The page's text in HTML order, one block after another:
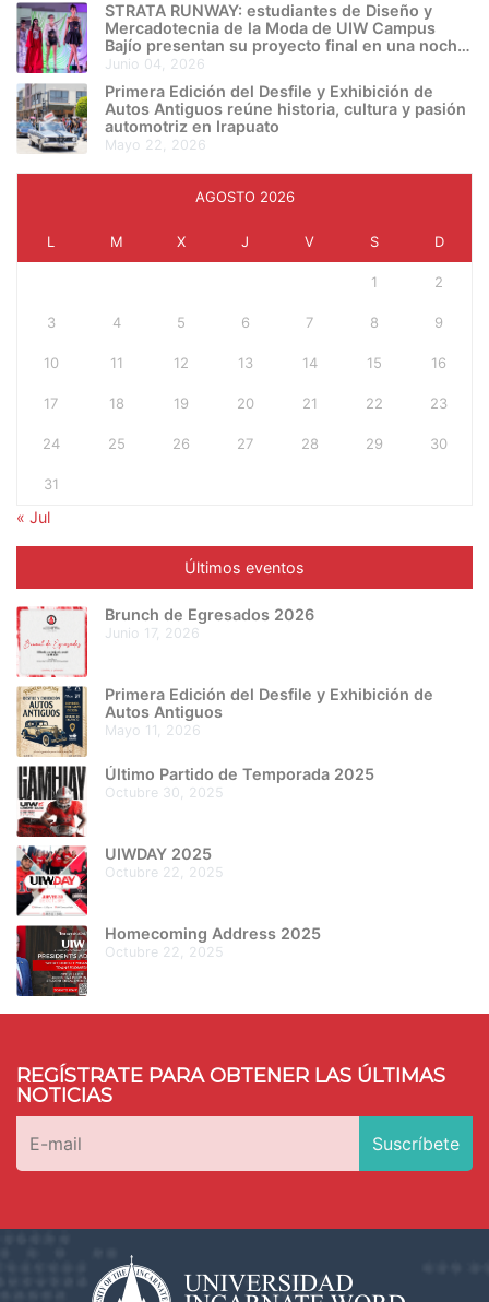
STRATA RUNWAY: estudiantes de Diseño y
Mercadotecnia de la Moda de UIW Campus
Bajío presentan su proyecto final en una noche
de creatividad e innovación
junio 04, 2026
Primera Edición del Desfile y Exhibición de
Autos Antiguos reúne historia, cultura y pasión
automotriz en Irapuato
mayo 22, 2026
AGOSTO 2026
L M X J V S D
1 2
3 4 5 6 7 8 9
10 11 12 13 14 15 16
17 18 19 20 21 22 23
24 25 26 27 28 29 30
31
« Jul
Últimos eventos
Brunch de Egresados 2026
junio 17, 2026
Primera Edición del Desfile y Exhibición de
Autos Antiguos
mayo 11, 2026
Último Partido de Temporada 2025
octubre 30, 2025
UIWDAY 2025
octubre 22, 2025
Homecoming Address 2025
octubre 22, 2025
REGÍSTRATE PARA OBTENER LAS ÚLTIMAS
NOTICIAS